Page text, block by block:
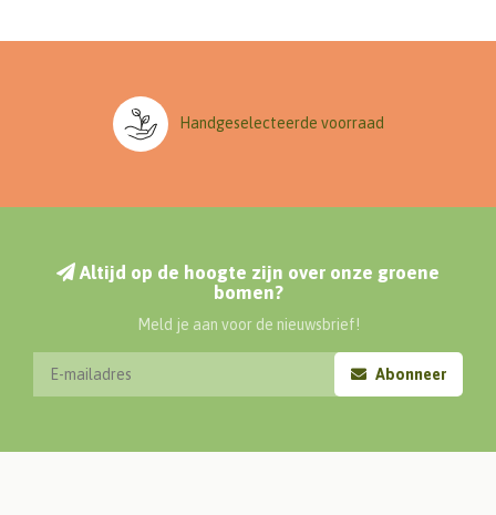
Handgeselecteerde voorraad
Altijd op de hoogte zijn over onze groene
bomen?
Meld je aan voor de nieuwsbrief!
Abonneer